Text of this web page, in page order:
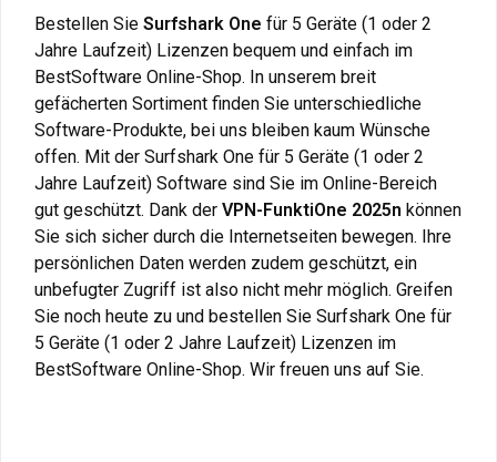
Bestellen Sie Surfshark One für 5 Geräte (1 oder 2
Jahre Laufzeit) Lizenzen bequem und einfach im
BestSoftware Online-Shop. In unserem breit
gefächerten Sortiment finden Sie unterschiedliche
Software-Produkte, bei uns bleiben kaum Wünsche
offen. Mit der Surfshark One für 5 Geräte (1 oder 2
Jahre Laufzeit) Software sind Sie im Online-Bereich
gut geschützt. Dank der VPN-FunktiOne 2025n können
Sie sich sicher durch die Internetseiten bewegen. Ihre
persönlichen Daten werden zudem geschützt, ein
unbefugter Zugriff ist also nicht mehr möglich. Greifen
Sie noch heute zu und bestellen Sie Surfshark One für
5 Geräte (1 oder 2 Jahre Laufzeit) Lizenzen im
BestSoftware Online-Shop. Wir freuen uns auf Sie.